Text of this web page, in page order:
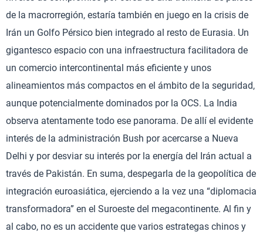
de la macrorregión, estaría también en juego en la crisis de
Irán un Golfo Pérsico bien integrado al resto de Eurasia. Un
gigantesco espacio con una infraestructura facilitadora de
un comercio intercontinental más eficiente y unos
alineamientos más compactos en el ámbito de la seguridad,
aunque potencialmente dominados por la OCS. La India
observa atentamente todo ese panorama. De allí el evidente
interés de la administración Bush por acercarse a Nueva
Delhi y por desviar su interés por la energía del Irán actual a
través de Pakistán. En suma, despegarla de la geopolítica de
integración euroasiática, ejerciendo a la vez una “diplomacia
transformadora” en el Suroeste del megacontinente. Al fin y
al cabo, no es un accidente que varios estrategas chinos y